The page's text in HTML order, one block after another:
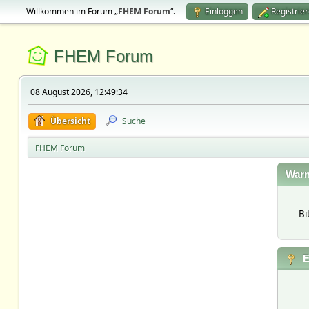
Willkommen im Forum „FHEM Forum“. Einloggen
FHEM Forum
08 August 2026, 12:49:34
Übersicht Suche
FHEM Forum